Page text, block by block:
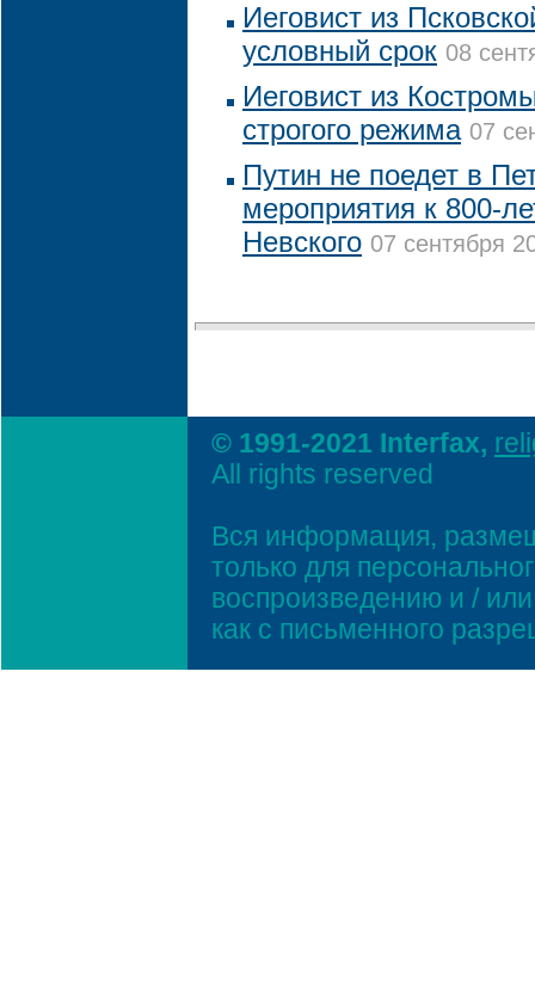
Иеговист из
условный срок 08
Иеговист из
строгого режима 07
Путин не поедет в
мероприятия к 800-
Невского 07 сентября
© 1991-2021 Interfax,
All rights reserved
Вся информация,
только для
воспроизведению и /
как с письменного